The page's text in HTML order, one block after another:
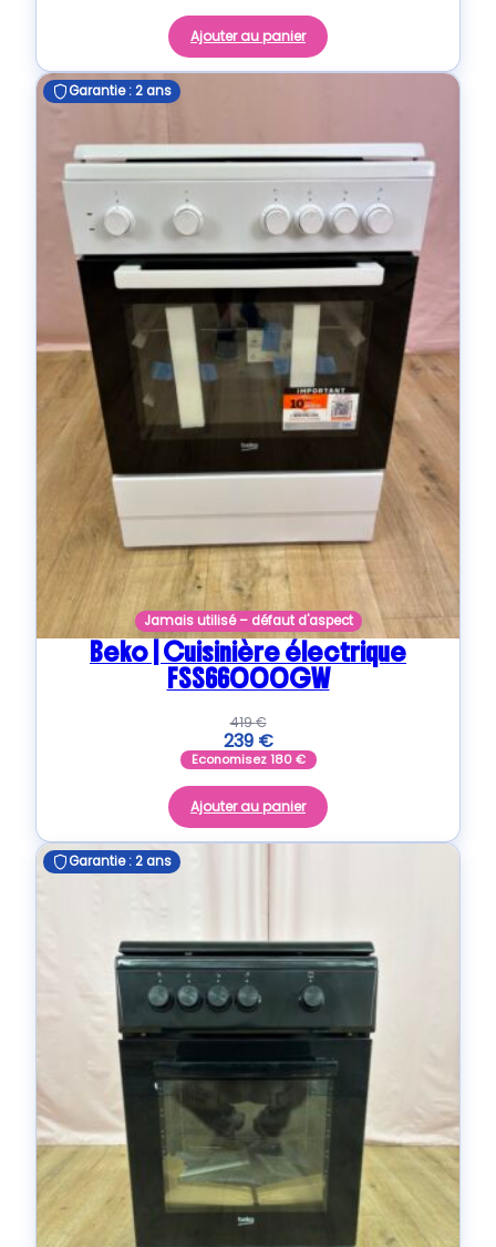
Ajouter au panier
Garantie : 2 ans
Jamais utilisé – défaut d'aspect
Beko | Cuisinière électrique
FSS66000GW
419€
239 €
Economisez180€
Ajouter au panier
Garantie : 2 ans